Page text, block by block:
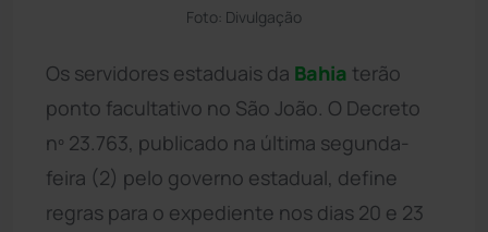
Foto: Divulgação
Os servidores estaduais da Bahia terão
ponto facultativo no São João. O Decreto
nº 23.763, publicado na última segunda-
feira (2) pelo governo estadual, define
regras para o expediente nos dias 20 e 23